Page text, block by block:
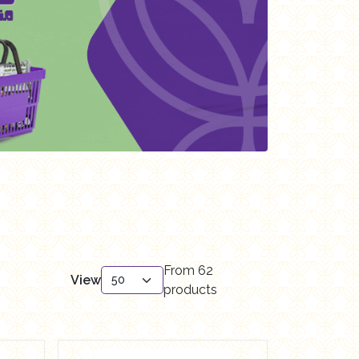
View
From62
products